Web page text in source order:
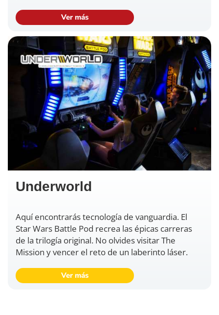
Ver más
Underworld
Aquí encontrarás tecnología de vanguardia. El
Star Wars Battle Pod recrea las épicas carreras
de la trilogía original. No olvides visitar The
Mission y vencer el reto de un laberinto láser.
Ver más